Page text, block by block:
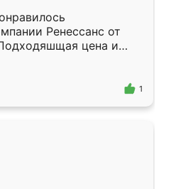
Ренессанс от
цена и
Приехавший
Владислав
эскизу самый
1